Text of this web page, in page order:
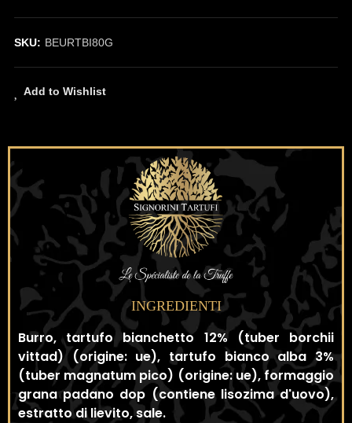
SKU: BEURTBI80G
Add to Wishlist
INGREDIENTI
Burro, tartufo bianchetto 12% (tuber borchii
vittad) (origine: ue), tartufo bianco alba 3%
(tuber magnatum pico) (origine: ue), formaggio
grana padano dop (contiene lisozima d'uovo),
estratto di lievito, sale.